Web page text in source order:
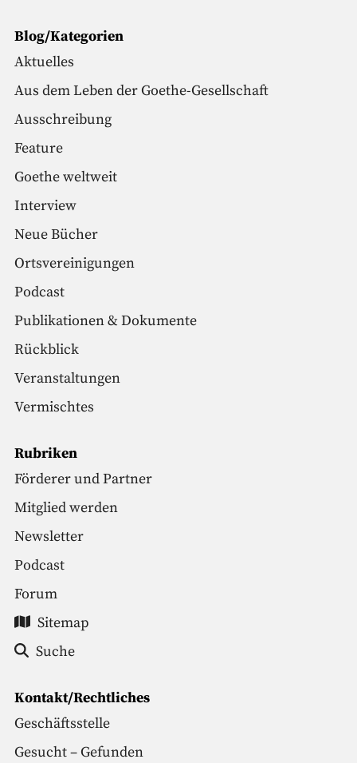
Blog/Kategorien
Aktuelles
Aus dem Leben der Goethe-Gesellschaft
Ausschreibung
Feature
Goethe weltweit
Interview
Neue Bücher
Ortsvereinigungen
Podcast
Publikationen & Dokumente
Rückblick
Veranstaltungen
Vermischtes
Rubriken
Förderer und Partner
Mitglied werden
Newsletter
Podcast
Forum
Sitemap
Suche
Kontakt/Rechtliches
Geschäftsstelle
Gesucht – Gefunden